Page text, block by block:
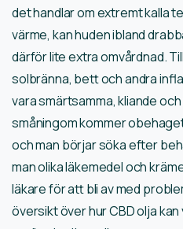
det handlar om extremt kalla
värme, kan huden ibland
därför lite extra omvårdnad.
solbränna, bett och andra
vara smärtsamma, kliande
småningom kommer
och man börjar söka efter
man olika läkemedel och
läkare för att bli av med
översikt över hur CBD olja kan